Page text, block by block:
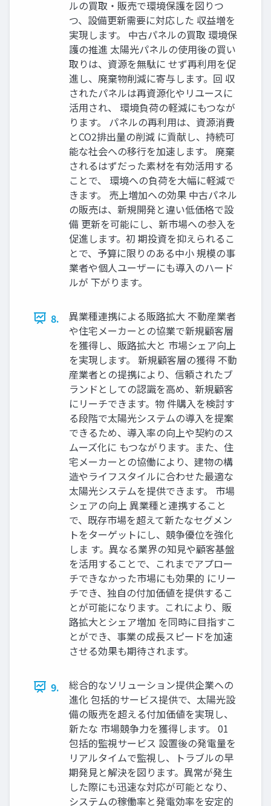
ルの買取・販売で環境保護を図りつ
つ、設備更新需要に対応した 収益増を
実現します。 中古パネルの買取 環境保
護の推進 太陽光パネルの使用後の買い
取りは、資源を無駄に せず再利用を促
進し、廃棄物削減に寄与します。回 収
されたパネルは再資源化やリユースに
活用され、 環境負荷の軽減にもつなが
ります。 パネルの再利用は、資源消費
とCO2排出量の削減 に貢献し、持続可
能な社会への移行を加速します。 廃棄
されるはずだった素材を有効活用する
ことで、 環境への負荷を大幅に軽減で
きます。 売上増加への効果 中古パネル
の販売は、新規開発と違い低価格で設
備 更新を可能にし、新市場への参入を
促進します。初 期投資を抑えられるこ
とで、予算に限りのある中小 規模の事
業者や個人ユーザーにも導入のハード
ルが 下がります。
8.
異業種連携による販路拡大 不動産業者
や住宅メーカーとの協業で新規顧客層
を獲得し、販路拡大と 市場シェア向上
を実現します。 新規顧客層の獲得 不動
産業者との提携により、信頼されたブ
ランドとしての認識を高め、新規顧客
にリーチできます。物 件購入を検討す
る段階で太陽光システムの導入を提案
できるため、導入率の向上や契約のス
ムーズ化に もつながります。また、住
宅メーカーとの協働により、建物の構
造やライフスタイルに合わせた最適な
太陽光システムを提供できます。 市場
シェアの向上 異業種と連携すること
で、既存市場を超えて新たなセグメン
トをターゲットにし、競争優位を強化
しま す。異なる業界の知見や顧客基盤
を活用することで、これまでアプロー
チできなかった市場にも効果的 にリー
チでき、独自の付加価値を提供するこ
とが可能になります。これにより、販
路拡大とシェア増加 を同時に目指すこ
とができ、事業の成長スピードを加速
させる効果も期待されます。
9.
総合的なソリューション提供企業への
進化 包括的サービス提供で、太陽光設
備の販売を超える付加価値を実現し、
新たな 市場競争力を獲得します。 01
包括的監視サービス 設置後の発電量を
リアルタイムで監視し、トラブルの早
期発見と解決を図ります。異常が発生
した際にも迅速な対応が可能となり、
システムの稼働率と発電効率を安定的